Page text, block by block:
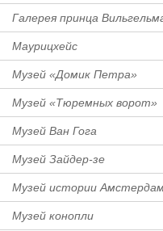
Галерея принца
Маурицхейс
Музей «Домик Петра»
Музей «Тюремных ворот»
Музей Ван Гога
Музей Зайдер-зе
Музей истории
Музей конопли